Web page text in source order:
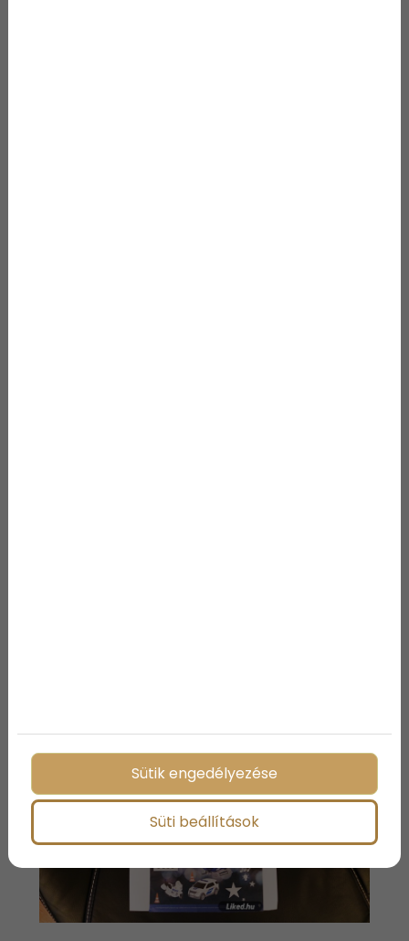
Sütik engedélyezése
Süti beállítások